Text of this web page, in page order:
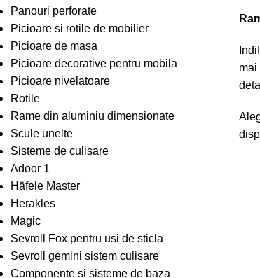
Panouri perforate
Picioare si rotile de mobilier
Picioare de masa
Picioare decorative pentru mobila
Picioare nivelatoare
Rotile
Rame din aluminiu dimensionate
Scule unelte
Sisteme de culisare
Adoor 1
Häfele Master
Herakles
Magic
Sevroll Fox pentru usi de sticla
Sevroll gemini sistem culisare
Componente si sisteme de baza
mai